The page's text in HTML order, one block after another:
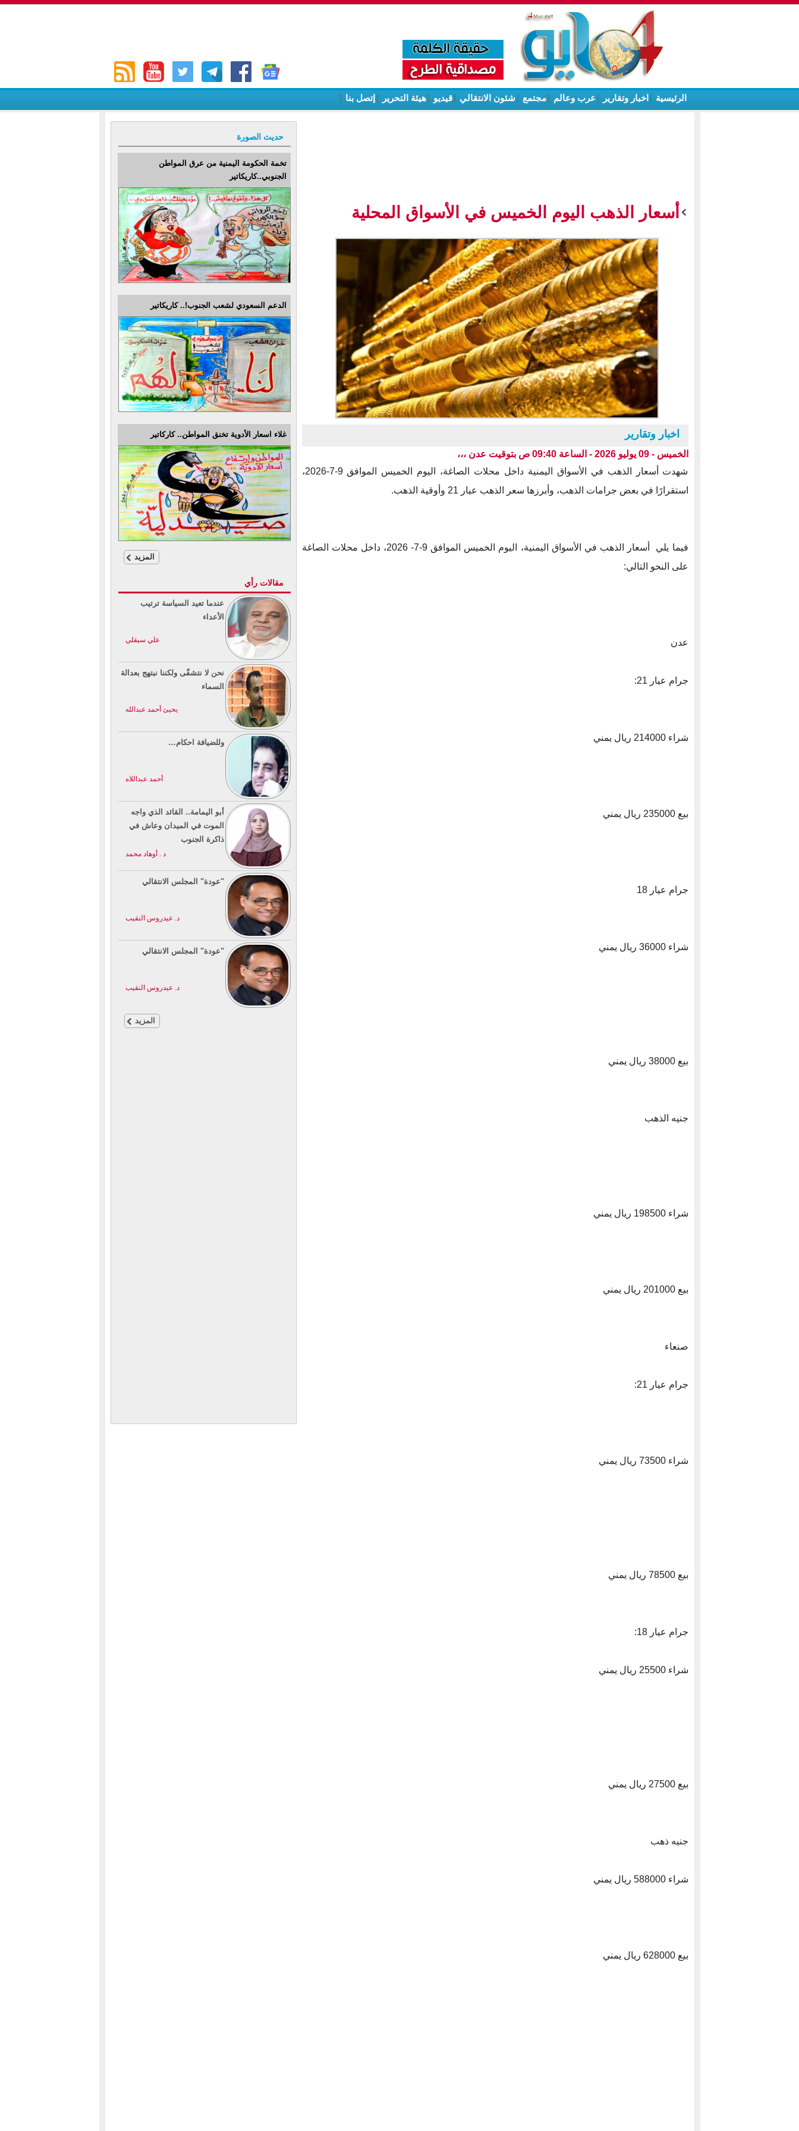
الرئيسية اخبار وتقارير عرب وعالم مجتمع شئون الانتقالي قيديو هيئة التحرير إتصل بنا
حديث الصورة
تخمة الحكومة اليمنية من عرق المواطن
الجنوبي..كاريكاتير
الدعم السعودي لشعب الجنوب!.. كاريكاتير
غلاء اسعار الأدوية تخنق المواطن.. كاركاتير
المزيد
مقالات رأي
عندما تعيد السياسة ترتيب
الأعداء
علي سيقلي
نحن لا نتشفّى ولكننا نبتهج بعدالة
السماء
يحيئ أحمد عبدالله
وللضيافة احكام…
أحمد عبداللاه
أبو اليمامة.. القائد الذي واجه
الموت في الميدان وعاش في
ذاكرة الجنوب
د . أوهاد محمد
"عودة" المجلس الانتقالي
د. عيدروس النقيب
"عودة" المجلس الانتقالي
د. عيدروس النقيب
المزيد
أسعار الذهب اليوم الخميس في الأسواق المحلية
اخبار وتقارير
الخميس - 09 يوليو 2026 - الساعة 09:40 ص بتوقيت عدن ،،،
شهدت أسعار الذهب في الأسواق اليمنية داخل محلات الصاغة، اليوم الخميس الموافق 9-7-2026،
استقرارًا في بعض جرامات الذهب، وأبرزها سعر الذهب عيار 21 وأوقية الذهب.
فيما يلي أسعار الذهب في الأسواق اليمنية، اليوم الخميس الموافق 9-7- 2026، داخل محلات الصاغة
على النحو التالي:
عدن
جرام عيار 21:
شراء 214000 ريال يمني
بيع 235000 ريال يمني
جرام عيار 18
شراء 36000 ريال يمني
بيع 38000 ريال يمني
جنيه الذهب
شراء 198500 ريال يمني
بيع 201000 ريال يمني
صنعاء
جرام عيار 21:
شراء 73500 ريال يمني
بيع 78500 ريال يمني
جرام عيار 18:
شراء 25500 ريال يمني
بيع 27500 ريال يمني
جنيه ذهب
شراء 588000 ريال يمني
بيع 628000 ريال يمني